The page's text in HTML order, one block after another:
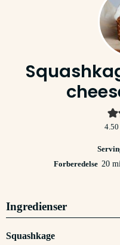
4.50
Forberedelse 20
Ingredienser
Squashkage